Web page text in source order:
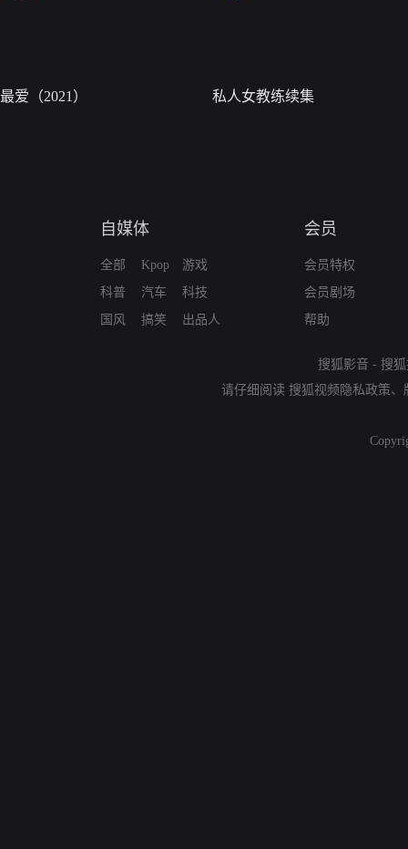
最爱（2021） 私人女教练续集
自媒体
全部
科普
国风
Kpop
汽车
搞笑
游戏
科技
出品人
会员
会员特权
会员剧场
帮助
搜狐影音 - 搜
请仔细阅读 搜狐视频隐私政策、